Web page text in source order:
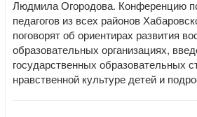
Людмила Огородова. Конференцию
педагогов из всех районов
поговорят об ориентирах развития
образовательных организациях,
государственных образовательных
нравственной культуре детей и